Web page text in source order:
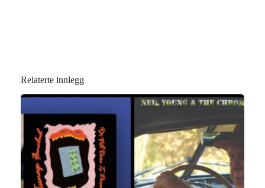
Relaterte innlegg